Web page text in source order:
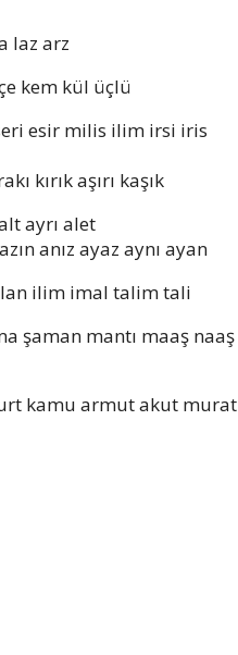
laz arz
kem kül üçlü
esir milis ilim irsi iris
kırık aşırı kaşık
ayrı alet
anız ayaz aynı ayan
ilim imal talim tali
şaman mantı maaş naaş
kamu armut akut murat